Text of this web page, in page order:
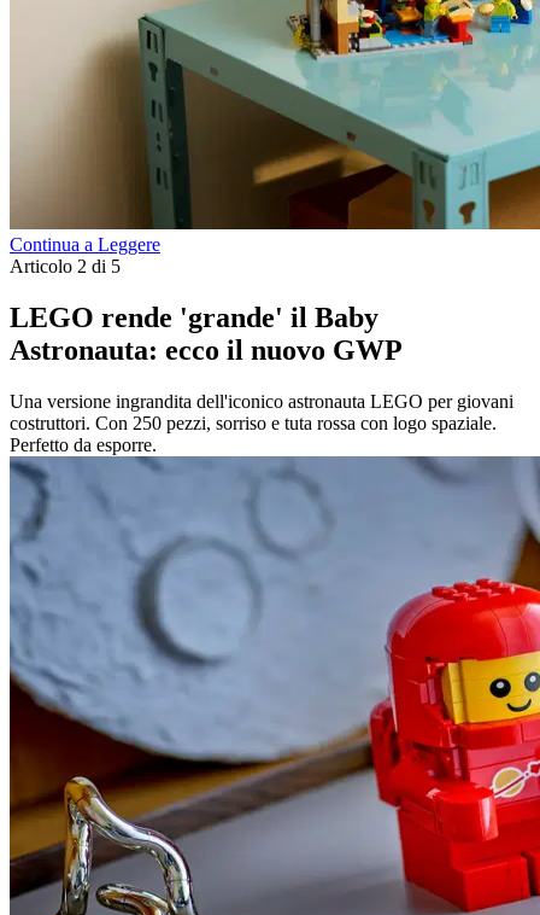
Continua a Leggere
Articolo 2 di 5
LEGO rende 'grande' il Baby
Astronauta: ecco il nuovo GWP
Una versione ingrandita dell'iconico astronauta LEGO per giovani
costruttori. Con 250 pezzi, sorriso e tuta rossa con logo spaziale.
Perfetto da esporre.